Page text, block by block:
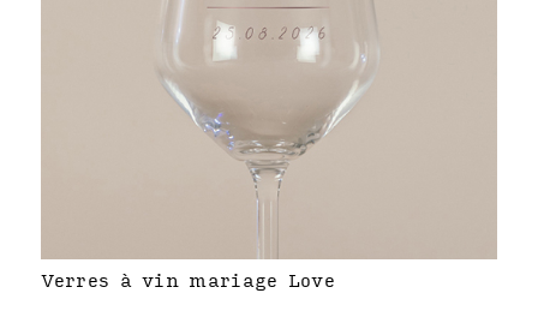
Verres à vin mariage Love